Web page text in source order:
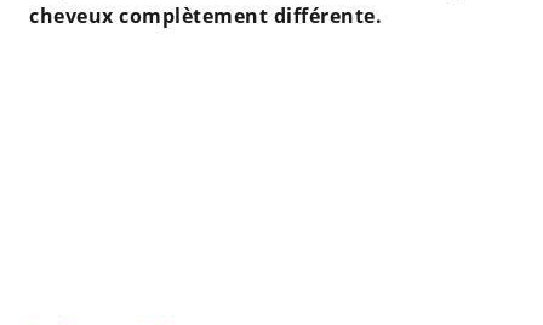
cheveux complètement différente.